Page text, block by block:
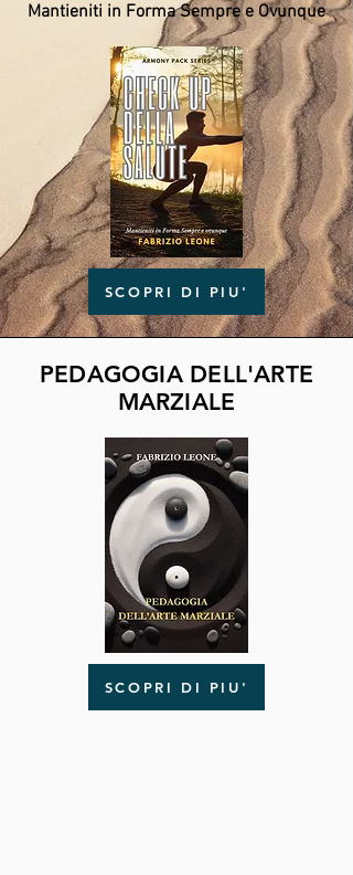
Mantieniti in Forma Sempre e Ovunque
SCOPRI DI PIU'
PEDAGOGIA DELL'ARTE
MARZIALE
SCOPRI DI PIU'